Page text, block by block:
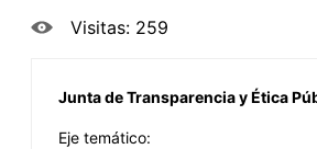
Visitas: 259
Junta de Transparencia y Ética
Eje temático: